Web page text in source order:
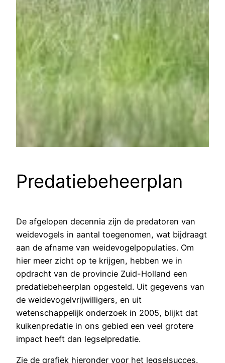
Predatiebeheerplan
De afgelopen decennia zijn de predatoren van
weidevogels in aantal toegenomen, wat bijdraagt
aan de afname van weidevogelpopulaties. Om
hier meer zicht op te krijgen, hebben we in
opdracht van de provincie Zuid-Holland een
predatiebeheerplan opgesteld. Uit gegevens van
de weidevogelvrijwilligers, en uit
wetenschappelijk onderzoek in 2005, blijkt dat
kuikenpredatie in ons gebied een veel grotere
impact heeft dan legselpredatie.
Zie de grafiek hieronder voor het legselsucces.